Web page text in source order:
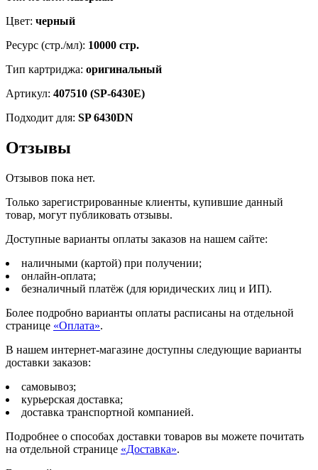
Цвет: черный
Ресурс (стр./мл): 10000 стр.
Тип картриджа: оригинальный
Артикул: 407510 (SP-6430E)
Подходит для: SP 6430DN
Отзывы
Отзывов пока нет.
Только зарегистрированные клиенты, купившие данный
товар, могут публиковать отзывы.
Доступные варианты оплаты заказов на нашем сайте:
наличными (картой) при получении;
онлайн-оплата;
безналичный платёж (для юридических лиц и ИП).
Более подробно варианты оплаты расписаны на отдельной
странице «Оплата».
В нашем интернет-магазине доступны следующие варианты
доставки заказов:
самовывоз;
курьерская доставка;
доставка транспортной компанией.
Подробнее о способах доставки товаров вы можете почитать
на отдельной странице «Доставка».